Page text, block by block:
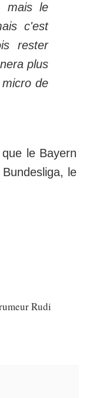
mais le
c'est
rester
plus
de
le Bayern
le
Rudi